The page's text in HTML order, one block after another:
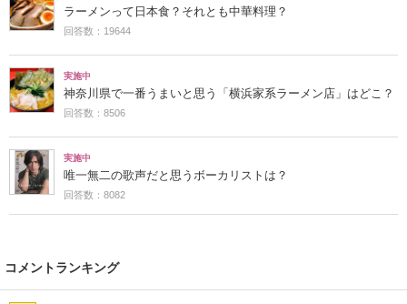
ラーメンって日本食？それとも中華料理？
回答数：19644
実施中
神奈川県で一番うまいと思う「横浜家系ラーメン店」はどこ？
回答数：8506
実施中
唯一無二の歌声だと思うボーカリストは？
回答数：8082
コメントランキング